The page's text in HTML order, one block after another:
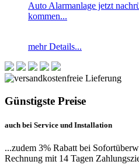
Auto Alarmanlage jetzt
kommen...
mehr Details...
Günstigste Preise
auch bei Service und Installation
...zudem 3% Rabatt bei
Rechnung mit 14 Tagen